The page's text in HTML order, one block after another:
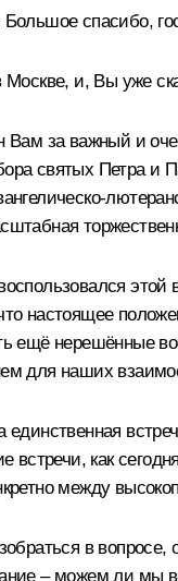
Большое спасибо,
и, Вы уже
Вам за важный и
святых Петра и
настоящее
ещё нерешённые
для наших
встречи, как
между
в
– можем ли мы